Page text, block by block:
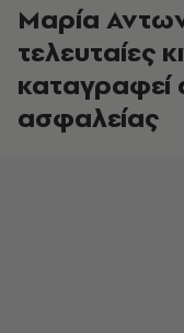
Μαρία
τελευταίες
ασφαλείας